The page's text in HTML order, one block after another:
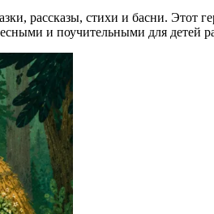
рассказы, стихи и басни.
и поучительными для детей